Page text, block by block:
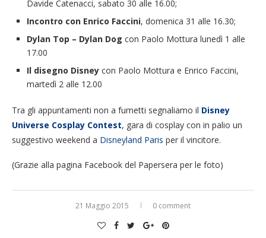
Davide Catenacci, sabato 30 alle 16.00;
Incontro con Enrico Faccini, domenica 31 alle 16.30;
Dylan Top – Dylan Dog con Paolo Mottura lunedì 1 alle
17.00
Il disegno Disney con Paolo Mottura e Enrico Faccini,
martedì 2 alle 12.00
Tra gli appuntamenti non a fumetti segnaliamo il Disney
Universe Cosplay Contest, gara di cosplay con in palio un
suggestivo weekend a Disneyland Paris per il vincitore.
(Grazie alla pagina Facebook del Papersera per le foto)
21 Maggio 2015 0 comment